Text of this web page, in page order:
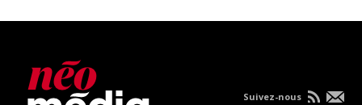
Suivez-nous